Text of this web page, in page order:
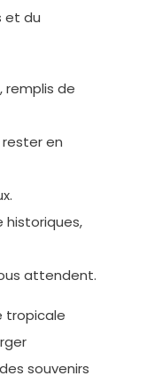
et du
remplis de
en
historiques,
attendent.
tropicale
souvenirs